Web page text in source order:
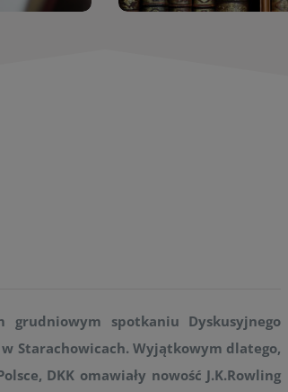
grudniowym spotkaniu Dyskusyjnego
w Starachowicach. Wyjątkowym dlatego,
DKK omawiały nowość J.K.Rowling